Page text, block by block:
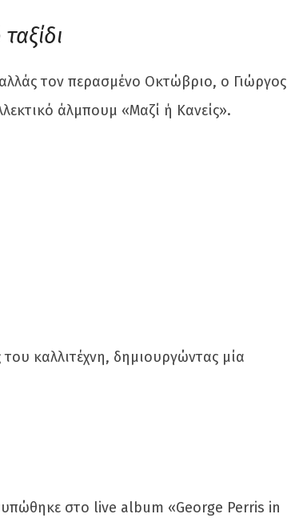
τον περασμένο Οκτώβριο, ο Γιώργος
άλμπουμ «Μαζί ή Κανείς».
καλλιτέχνη, δημιουργώντας μία
στο live album «George Perris in